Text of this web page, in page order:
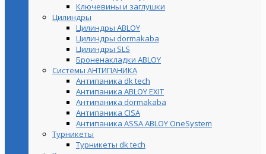
Ключевины и заглушки
Цилиндры
Цилиндры ABLOY
Цилиндры dormakaba
Цилиндры SLS
Броненакладки ABLOY
Системы АНТИПАНИКА
Антипаника dk tech
Антипаника ABLOY EXIT
Антипаника dormakaba
Антипаника СISA
Антипаника ASSA ABLOY OneSystem
Турникеты
Турникеты dk tech